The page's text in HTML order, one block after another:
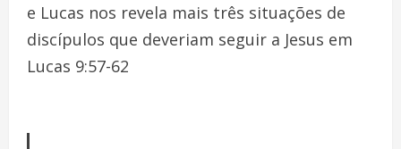
e Lucas nos revela mais três situações de
discípulos que deveriam seguir a Jesus em
Lucas 9:57-62